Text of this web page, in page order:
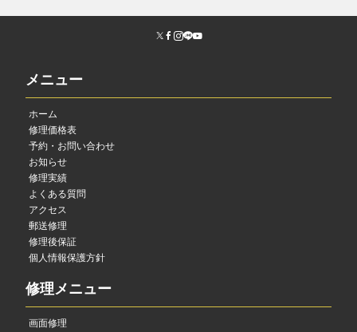
メニュー
ホーム
修理価格表
予約・お問い合わせ
お知らせ
修理実績
よくある質問
アクセス
郵送修理
修理後保証
個人情報保護方針
修理メニュー
画面修理